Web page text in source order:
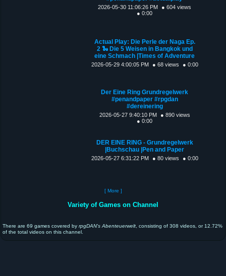
2026-05-30 11:06:26 PM
● 604 views
● 0:00
Actual Play: Die Perle der Naga Ep.
2 🐍 Die 5 Weisen in Bangkok und
eine Schmach |Times of Adventure
2026-05-29 4:00:05 PM ● 68 views ● 0:00
Der Eine Ring Grundregelwerk
#penandpaper #rpgdan
#dereinering
2026-05-27 9:40:10 PM
● 890 views
● 0:00
DER EINE RING - Grundregelwerk
|Buchschau |Pen and Paper
2026-05-27 6:31:22 PM ● 80 views ● 0:00
[ More ]
Variety of Games on Channel
There are 69 games covered by rpgDAN's Abenteuerwelt , consisting of 308 videos, or 12.72%
of the total videos on this channel.